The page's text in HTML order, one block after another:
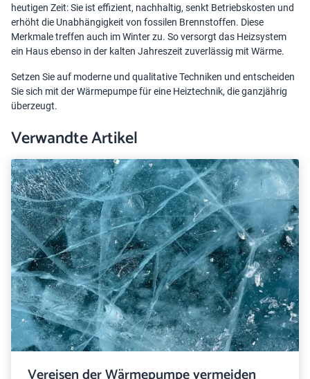
heutigen Zeit: Sie ist effizient, nachhaltig, senkt Betriebskosten und
erhöht die Unabhängigkeit von fossilen Brennstoffen. Diese
Merkmale treffen auch im Winter zu. So versorgt das Heizsystem
ein Haus ebenso in der kalten Jahreszeit zuverlässig mit Wärme.
Setzen Sie auf moderne und qualitative Techniken und entscheiden
Sie sich mit der Wärmepumpe für eine Heiztechnik, die ganzjährig
überzeugt.
Verwandte Artikel